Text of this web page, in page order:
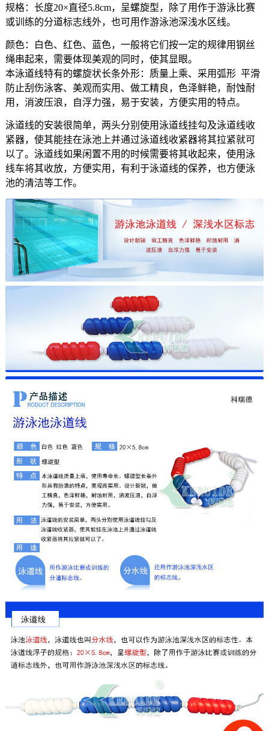
规格：长度20×直径5.8cm，呈螺旋型，除了用作于游泳比赛
或训练的分道标志线外，也可用作游泳池深浅水区线。
颜色：白色、红色、蓝色，一般将它们按一定的规律用钢丝
绳串起来，需要体现美观的同时，使其显眼。
本泳道线特有的螺旋状长条外形：质量上乘、采用弧形 平滑
防止刮伤泳客、美观而实用、做工精良，色泽鲜艳，耐蚀耐
用，消波压浪，自浮力强，易于安装，方便实用的特点。
泳道线的安装很简单，两头分别使用泳道线挂勾及泳道线收
紧器，使其能挂在泳池上并通过泳道线收紧器将其拉紧就可
以了。泳道线如果闲置不用的时候需要将其收起来，使用泳
线车将其收放，方便实用，有利于泳道线的保养，也方便泳
池的清洁等工作。